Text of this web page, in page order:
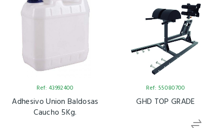
Ref: 43992400
Adhesivo Union Baldosas
Caucho 5Kg.
Ref: 55080700
GHD TOP GRADE